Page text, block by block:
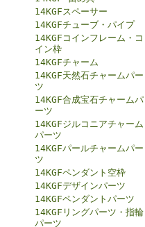
14KGFスペーサー
14KGFチューブ・パイプ
14KGFコインフレーム・コ
イン枠
14KGFチャーム
14KGF天然石チャームパー
ツ
14KGF合成宝石チャームパ
ーツ
14KGFジルコニアチャーム
パーツ
14KGFパールチャームパー
ツ
14KGFペンダント空枠
14KGFデザインパーツ
14KGFペンダントパーツ
14KGFリングパーツ・指輪
パーツ